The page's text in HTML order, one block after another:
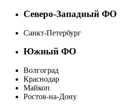
Северо-Западный ФО
Санкт-Петербург
Южный ФО
Волгоград
Краснодар
Майкоп
Ростов-на-Дону